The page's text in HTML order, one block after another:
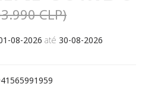
CLP)
08-2026 até 30-08-2026